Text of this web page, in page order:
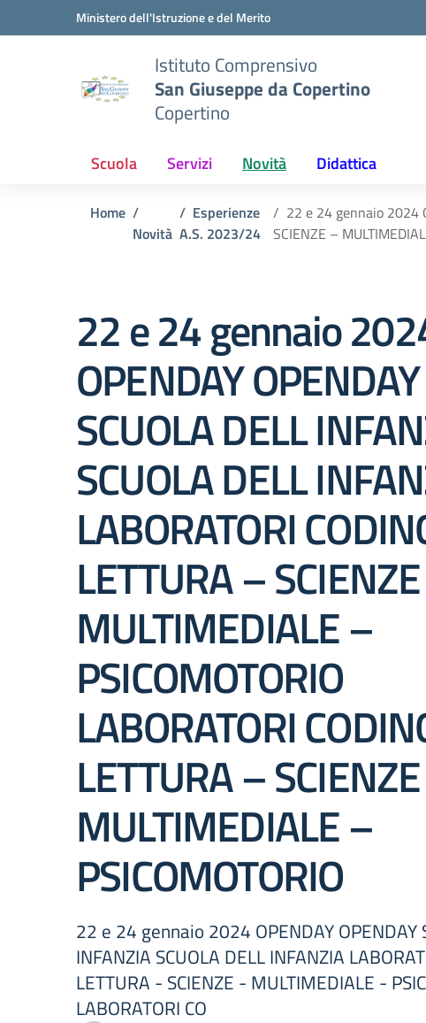
Vai ai contenuti
Vai al menu di navigazioneMinistero dell'Istruzione e del Merito
Istituto Comprensivo
San Giuseppe da Copertino
Copertino
Scuola Servizi Novità Didattica
Home
Novità
Esperienze
A.S. 2023/24
22 e 24 gennaio 2024
SCIENZE –
22 e 24 gennaio
OPENDAY OPENDAY
SCUOLA DELL
SCUOLA DELL
LABORATORI
LETTURA –
MULTIMEDIALE –
PSICOMOTORIO
LABORATORI
LETTURA –
MULTIMEDIALE –
PSICOMOTORIO
22 e 24 gennaio 2024 OPENDAY OPENDAY
INFANZIA SCUOLA DELL INFANZIA
LETTURA - SCIENZE - MULTIMEDIALE -
LABORATORI CO